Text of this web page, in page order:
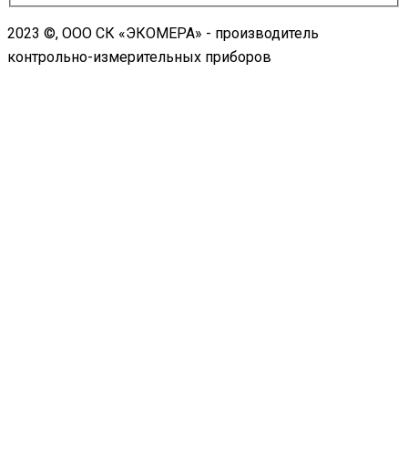
2023 ©, ООО СК «ЭКОМЕРА» - производитель
контрольно-измерительных приборов